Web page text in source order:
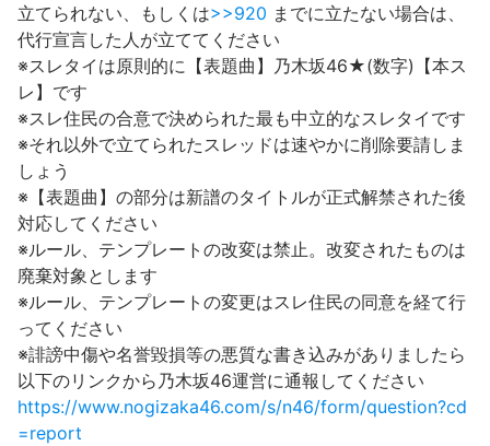
立てられない、もしくは>>920 までに立たない場合は、
代行宣言した人が立ててください
※スレタイは原則的に【表題曲】乃木坂46★(数字)【本ス
レ】です
※スレ住民の合意で決められた最も中立的なスレタイです
※それ以外で立てられたスレッドは速やかに削除要請しま
しょう
※【表題曲】の部分は新譜のタイトルが正式解禁された後
対応してください
※ルール、テンプレートの改変は禁止。改変されたものは
廃棄対象とします
※ルール、テンプレートの変更はスレ住民の同意を経て行
ってください
※誹謗中傷や名誉毀損等の悪質な書き込みがありましたら
以下のリンクから乃木坂46運営に通報してください
https://www.nogizaka46.com/s/n46/form/question?cd
=report